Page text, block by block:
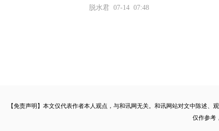
脱水君 07-14 07:48
【免责声明】本文仅代表作者本人观点，与和讯网无关。和讯网站对文中陈述
仅作参考